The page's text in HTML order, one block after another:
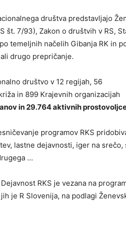
društva predstavljajo
št. 7/93), Zakon o društvih v RS,
temeljnih načelih Gibanja RK in
drugo prepričanje.
društvo v 12 regijah, 56
in 899 Krajevnih organizacijah
in 29.764 aktivnih
programov RKS
lastne dejavnosti, iger na
…
Dejavnost RKS je vezana na
jih je R Slovenija, na podlagi